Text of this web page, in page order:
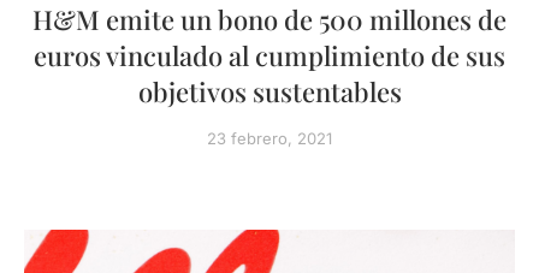
H&M emite un bono de 500 millones de
euros vinculado al cumplimiento de sus
objetivos sustentables
23 febrero, 2021